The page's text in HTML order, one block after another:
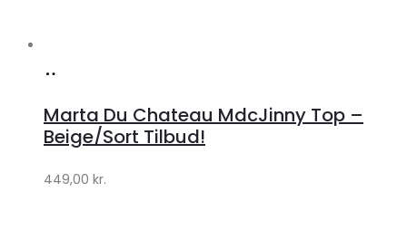
Klædeskabet.dk
Marta Du Chateau MdcJinny Top –
Beige/Sort Tilbud!
449,00 kr.